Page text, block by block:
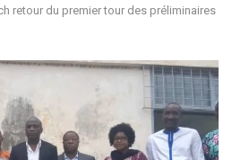
retour du premier tour des préliminaires